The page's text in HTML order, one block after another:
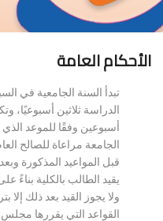
الأحكام العامة
تبدأ السنة الجامعية في
الدراسة ثلاثين
أسبوعين وفقًا للموعد
الجامعة مراعاة للصالح
قبل المواعيد المذكورة
يقيد الطالب بالكلية بناءً
ولا يجوز القيد بعد ذلك
القواعد التي يقررها مجلس